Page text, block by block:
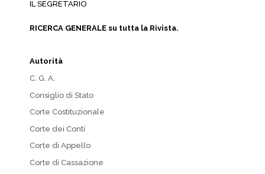
IL SEGRETARIO
RICERCA GENERALE su tutta la Rivista.
Autorità
C. G. A.
Consiglio di Stato
Corte Costituzionale
Corte dei Conti
Corte di Appello
Corte di Cassazione